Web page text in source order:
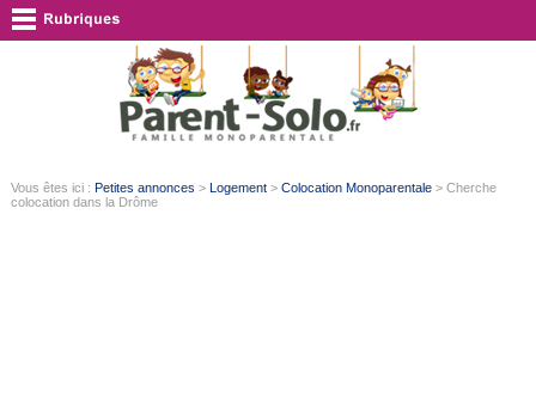
Vous êtes ici : Petites annonces > Logement> Colocation Monoparentale> Cherche
colocation dans la Drôme